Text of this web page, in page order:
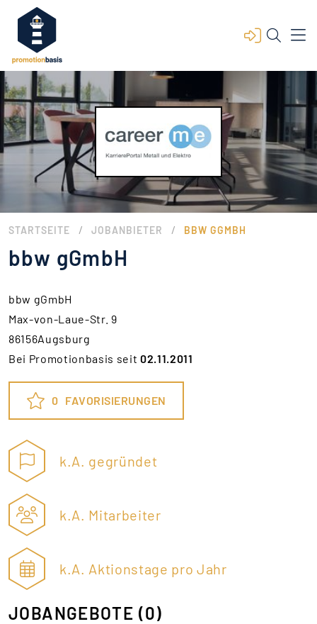
STARTSEITE / JOBANBIETER / BBW GGMBH
bbw gGmbH
bbw gGmbH
Max-von-Laue-Str. 9
86156Augsburg
Bei Promotionbasis seit02.11.2011
0 FAVORISIERUNGEN
k.A. gegründet
k.A. Mitarbeiter
k.A. Aktionstage pro Jahr
JOBANGEBOTE (0)